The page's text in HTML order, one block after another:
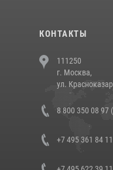
КОНТАКТЫ
111250
г. Москва,
ул.
8 800 350 08 97
+7 495 361 84 11